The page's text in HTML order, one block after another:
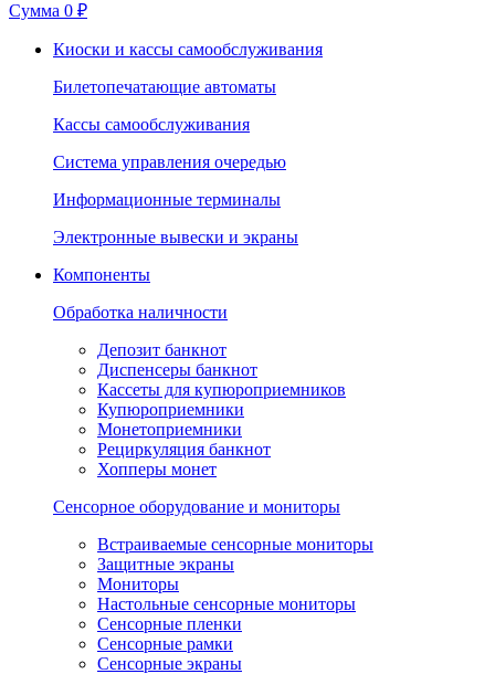
Сумма 0 ₽
Киоски и кассы самообслуживания
Билетопечатающие автоматы
Кассы самообслуживания
Система управления очередью
Информационные терминалы
Электронные вывески и экраны
Компоненты
Обработка наличности
Депозит банкнот
Диспенсеры банкнот
Кассеты для купюроприемников
Купюроприемники
Монетоприемники
Рециркуляция банкнот
Хопперы монет
Сенсорное оборудование и мониторы
Встраиваемые сенсорные мониторы
Защитные экраны
Мониторы
Настольные сенсорные мониторы
Сенсорные пленки
Сенсорные рамки
Сенсорные экраны